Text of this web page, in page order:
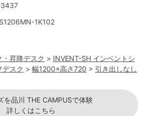
1K102
・昇降デスク > INVENT-SH インベントシ
デスク > 幅1200×高さ720 > 引き出しなし
を品川 THE CAMPUSで体験
詳しくはこちら